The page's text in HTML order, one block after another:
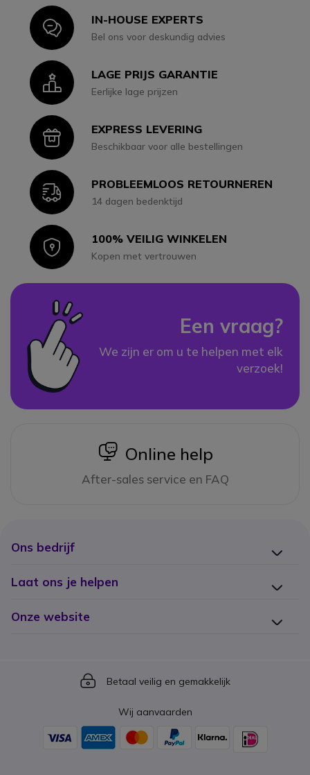
IconIN-HOUSE EXPERTS
Bel ons voor deskundig advies
IconLAGE PRIJS GARANTIE
Eerlijke lage prijzen
IconEXPRESS LEVERING
Beschikbaar voor alle bestellingen
IconPROBLEEMLOOS RETOURNEREN
14 dagen bedenktijd
Icon100% VEILIG WINKELEN
Kopen met vertrouwen
Een vraag?
We zijn er om u te helpen met elk
verzoek!
icon
Online help
After-sales service en FAQ
Ons bedrijf
Laat ons je helpen
Onze website
Icon
Betaal veilig en gemakkelijk
Wij aanvaarden